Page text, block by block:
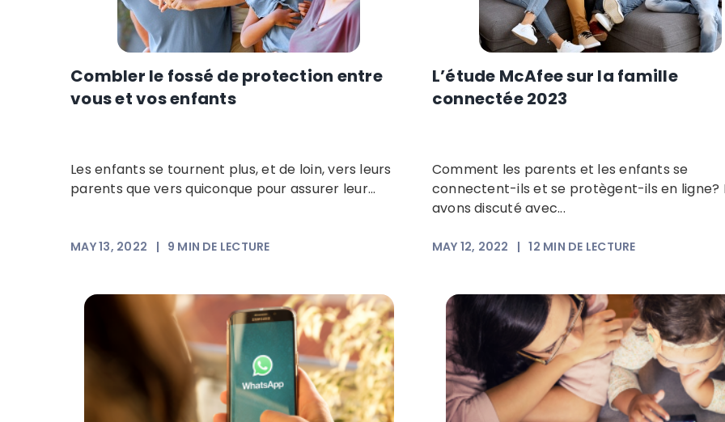
Combler le fossé de protection entre
vous et vos enfants
Les enfants se tournent plus, et de loin, vers leurs
parents que vers quiconque pour assurer leur...
MAY 13, 2022 | 9 MIN DE LECTURE
L’étude McAfee sur la famille
connectée 2023
Comment les parents et les enfants se
connectent-ils et se protègent-ils en ligne?
avons discuté avec...
MAY 12, 2022 |12 MIN DE LECTURE